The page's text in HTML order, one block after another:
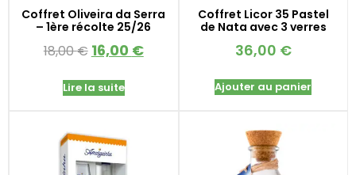
Coffret Oliveira da Serra
– 1ère récolte 25/26
18,00€ 16,00 €
Lire la suite
Coffret Licor 35 Pastel
de Nata avec 3 verres
36,00 €
Ajouter au panier